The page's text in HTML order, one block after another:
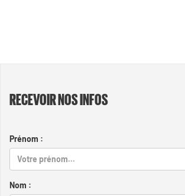
RECEVOIR NOS INFOS
Prénom :
Nom :